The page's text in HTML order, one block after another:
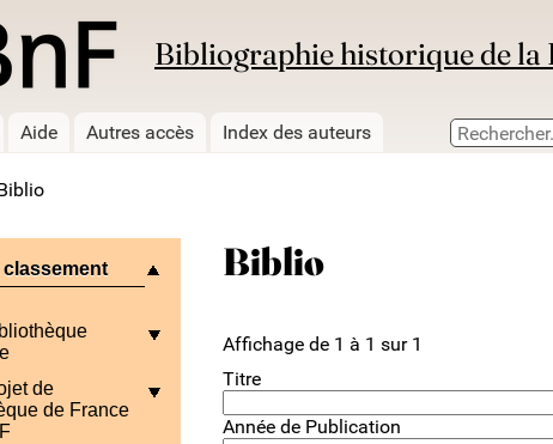
Bibliographie historique de la
Aide Autres accès Index des auteurs
classement
de
de France
Biblio
Affichage de 1 à 1 sur 1
Titre
Année de Publication